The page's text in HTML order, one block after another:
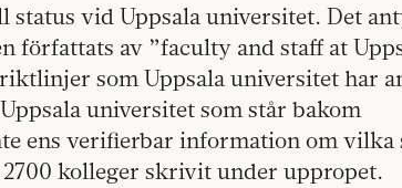
vid Uppsala universitet. Det
författats av ”faculty and staff at
som Uppsala universitet har
universitet som står bakom
ens verifierbar information om vilka
kolleger skrivit under uppropet.